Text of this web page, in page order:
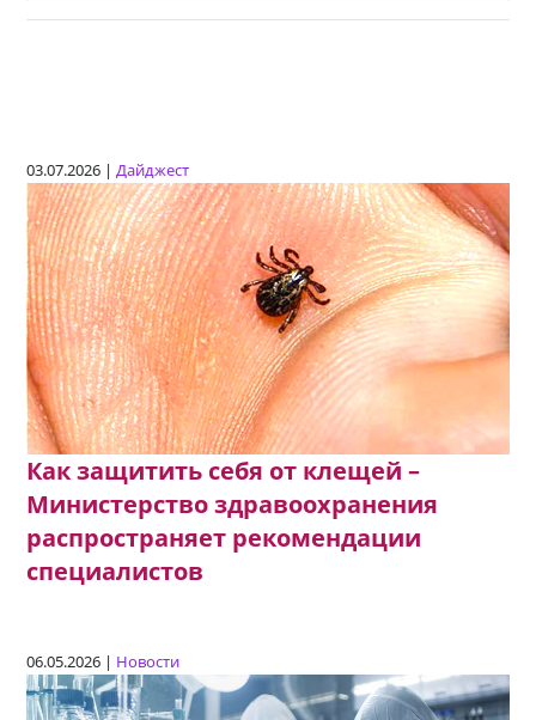
03.07.2026 |Дайджест
Как защитить себя от клещей –
Министерство здравоохранения
распространяет рекомендации
специалистов
06.05.2026 | Новости